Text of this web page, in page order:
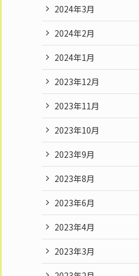
2024年3月
2024年2月
2024年1月
2023年12月
2023年11月
2023年10月
2023年9月
2023年8月
2023年6月
2023年4月
2023年3月